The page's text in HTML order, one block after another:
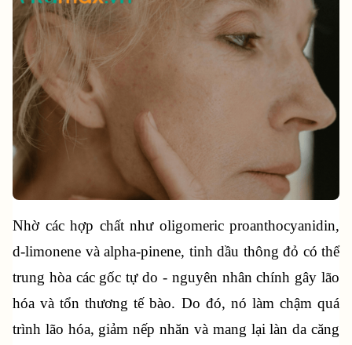
Nhờ các hợp chất như oligomeric proanthocyanidin,
d-limonene và alpha-pinene, tinh dầu thông đỏ có thể
trung hòa các gốc tự do - nguyên nhân chính gây lão
hóa và tổn thương tế bào. Do đó, nó làm chậm quá
trình lão hóa, giảm nếp nhăn và mang lại làn da căng